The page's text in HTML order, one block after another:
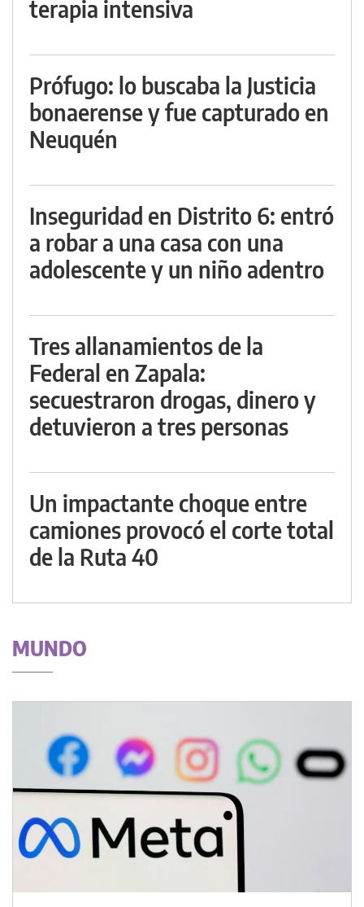
terapia intensiva
Prófugo: lo buscaba la Justicia
bonaerense y fue capturado en
Neuquén
Inseguridad en Distrito 6: entró
a robar a una casa con una
adolescente y un niño adentro
Tres allanamientos de la
Federal en Zapala:
secuestraron drogas, dinero y
detuvieron a tres personas
Un impactante choque entre
camiones provocó el corte total
de la Ruta 40
MUNDO